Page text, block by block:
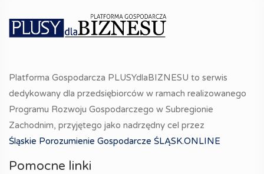
Platforma Gospodarcza PLUSYdlaBIZNESU to serwis
dedykowany dla przedsiębiorców w ramach realizowanego
Programu Rozwoju Gospodarczego w Subregionie
Zachodnim, przyjętego jako nadrzędny cel przez
Śląskie Porozumienie Gospodarcze ŚLĄSK.ONLINE
Pomocne linki